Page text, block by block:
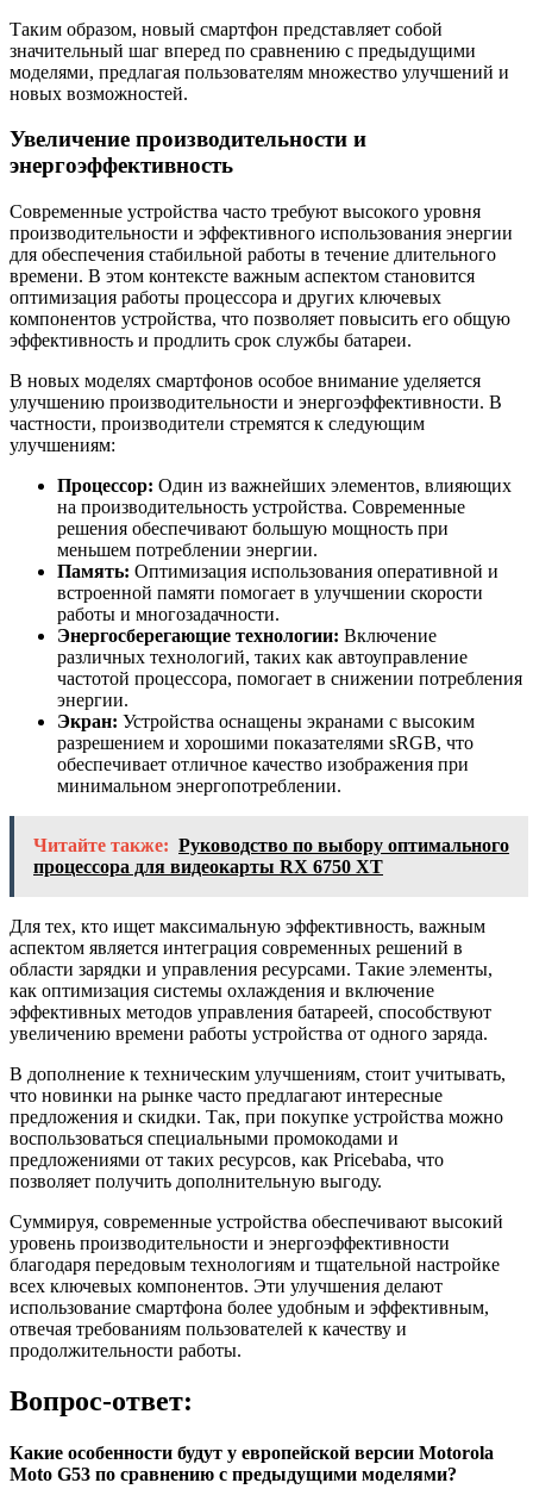
Таким образом, новый смартфон представляет собой
значительный шаг вперед по сравнению с предыдущими
моделями, предлагая пользователям множество улучшений и
новых возможностей.
Увеличение производительности и
энергоэффективность
Современные устройства часто требуют высокого уровня
производительности и эффективного использования энергии
для обеспечения стабильной работы в течение длительного
времени. В этом контексте важным аспектом становится
оптимизация работы процессора и других ключевых
компонентов устройства, что позволяет повысить его общую
эффективность и продлить срок службы батареи.
В новых моделях смартфонов особое внимание уделяется
улучшению производительности и энергоэффективности. В
частности, производители стремятся к следующим
улучшениям:
Процессор: Один из важнейших элементов, влияющих
на производительность устройства. Современные
решения обеспечивают большую мощность при
меньшем потреблении энергии.
Память: Оптимизация использования оперативной и
встроенной памяти помогает в улучшении скорости
работы и многозадачности.
Энергосберегающие технологии: Включение
различных технологий, таких как автоуправление
частотой процессора, помогает в снижении потребления
энергии.
Экран: Устройства оснащены экранами с высоким
разрешением и хорошими показателями sRGB, что
обеспечивает отличное качество изображения при
минимальном энергопотреблении.
Читайте также: Руководство по выбору оптимального
процессора для видеокарты RX 6750 XT
Для тех, кто ищет максимальную эффективность, важным
аспектом является интеграция современных решений в
области зарядки и управления ресурсами. Такие элементы,
как оптимизация системы охлаждения и включение
эффективных методов управления батареей, способствуют
увеличению времени работы устройства от одного заряда.
В дополнение к техническим улучшениям, стоит учитывать,
что новинки на рынке часто предлагают интересные
предложения и скидки. Так, при покупке устройства можно
воспользоваться специальными промокодами и
предложениями от таких ресурсов, как Pricebaba, что
позволяет получить дополнительную выгоду.
Суммируя, современные устройства обеспечивают высокий
уровень производительности и энергоэффективности
благодаря передовым технологиям и тщательной настройке
всех ключевых компонентов. Эти улучшения делают
использование смартфона более удобным и эффективным,
отвечая требованиям пользователей к качеству и
продолжительности работы.
Вопрос-ответ:
Какие особенности будут у европейской версии Motorola
Moto G53 по сравнению с предыдущими моделями?